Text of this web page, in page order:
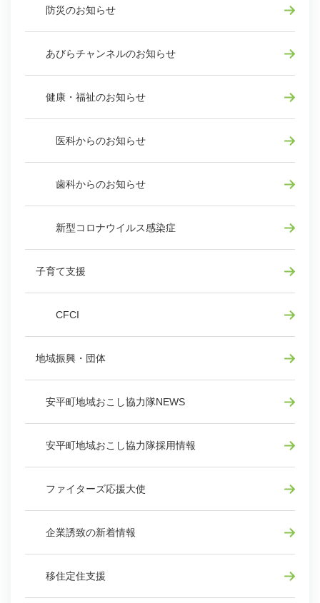
防災のお知らせ
あびらチャンネルのお知らせ
健康・福祉のお知らせ
医科からのお知らせ
歯科からのお知らせ
新型コロナウイルス感染症
子育て支援
CFCI
地域振興・団体
安平町地域おこし協力隊NEWS
安平町地域おこし協力隊採用情報
ファイターズ応援大使
企業誘致の新着情報
移住定住支援